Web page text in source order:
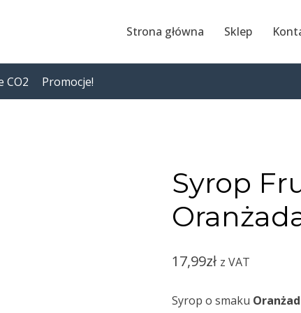
Strona główna Sklep
CO2 Promocje!
Syrop
17,99zł z VAT
Syrop o smaku